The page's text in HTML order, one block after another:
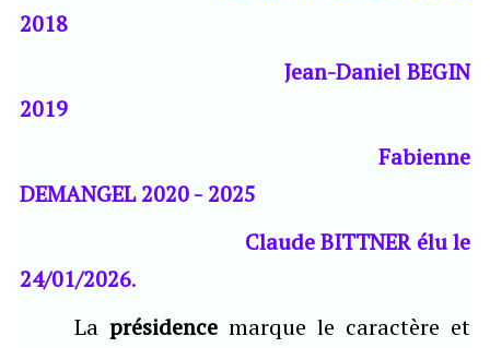
2018
Jean-Daniel BEGIN
2019
Fabienne
DEMANGEL2020 -2025
Claude BITTNER élu le
24/01/2026.
La présidence marque le caractère et